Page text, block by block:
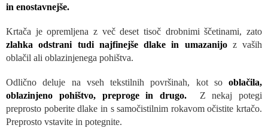
in enostavnejše.
Krtača je opremljena z več deset tisoč drobnimi ščetinami, zato
zlahka odstrani tudi najfinejše dlake in umazanijo z vaših
oblačil ali oblazinjenega pohištva.
Odlično deluje na vseh tekstilnih površinah, kot so oblačila,
oblazinjeno pohištvo, preproge in drugo.
Z nekaj potegi
preprosto poberite dlake in s samočistilnim rokavom očistite krtačo.
Preprosto vstavite in potegnite.